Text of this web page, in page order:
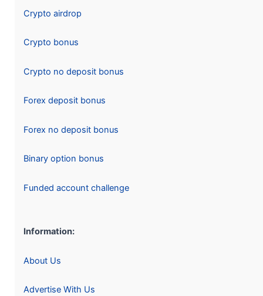
Crypto airdrop
Crypto bonus
Crypto no deposit bonus
Forex deposit bonus
Forex no deposit bonus
Binary option bonus
Funded account challenge
Information:
About Us
Advertise With Us